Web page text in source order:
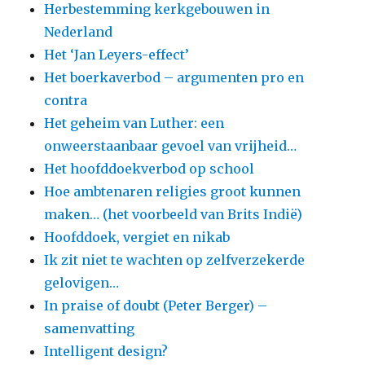
Herbestemming kerkgebouwen in
Nederland
Het ‘Jan Leyers-effect’
Het boerkaverbod – argumenten pro en
contra
Het geheim van Luther: een
onweerstaanbaar gevoel van vrijheid…
Het hoofddoekverbod op school
Hoe ambtenaren religies groot kunnen
maken… (het voorbeeld van Brits Indië)
Hoofddoek, vergiet en nikab
Ik zit niet te wachten op zelfverzekerde
gelovigen…
In praise of doubt (Peter Berger) –
samenvatting
Intelligent design?